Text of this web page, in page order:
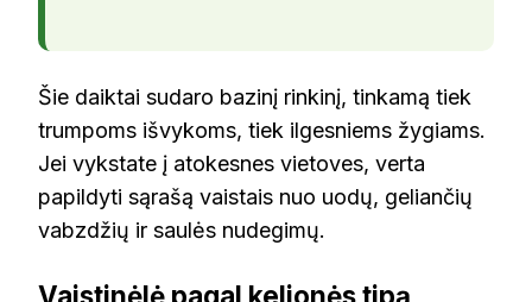
Šie daiktai sudaro bazinį rinkinį, tinkamą tiek
trumpoms išvykoms, tiek ilgesniems žygiams.
Jei vykstate į atokesnes vietoves, verta
papildyti sąrašą vaistais nuo uodų, geliančių
vabzdžių ir saulės nudegimų.